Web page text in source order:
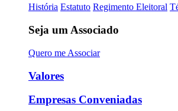
História Estatuto Regimento Eleitoral
Seja um Associado
Quero me Associar
Valores
Empresas Conveniadas